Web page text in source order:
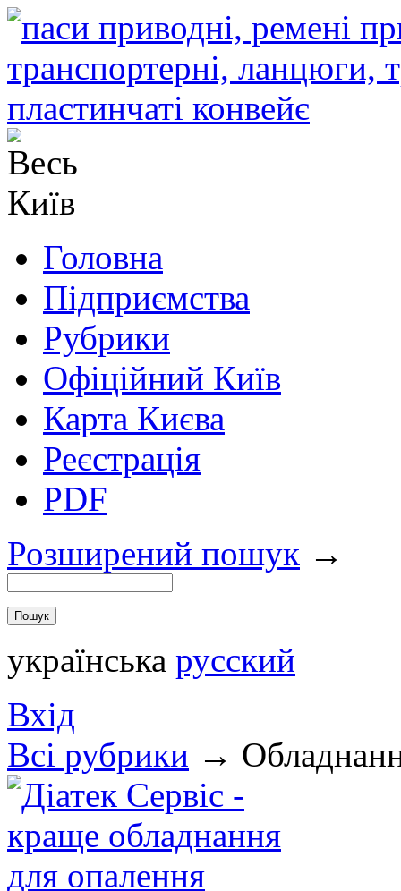
Головна
Підприємства
Рубрики
Офіційний Київ
Карта Києва
Реєстрація
PDF
Розширений пошук →
українська русский
Вхід
Всi рубрики →